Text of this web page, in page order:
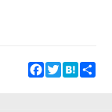
Facebook
TwitterHatena